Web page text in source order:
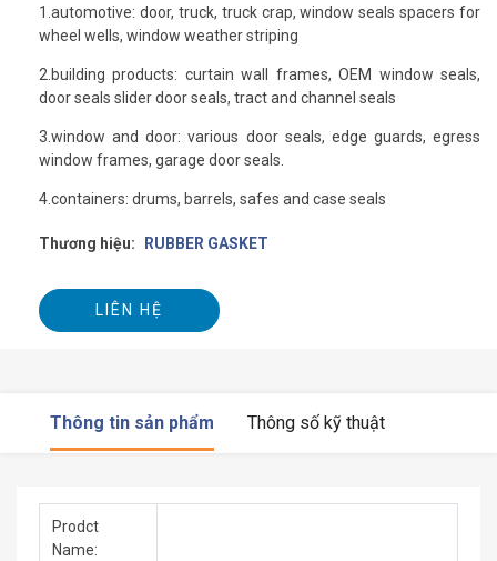
1.automotive: door, truck, truck crap, window seals spacers for
wheel wells, window weather striping
2.building products: curtain wall frames, OEM window seals,
door seals slider door seals, tract and channel seals
3.window and door: various door seals, edge guards, egress
window frames, garage door seals.
4.containers: drums, barrels, safes and case seals
Thương hiệu: RUBBER GASKET
LIÊN HỆ
Thông tin sản phẩm Thông số kỹ thuật
Prodct
Name: